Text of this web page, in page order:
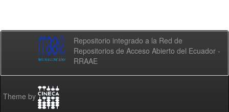
Repositorio integrado a la Red de
Repositorios de Acceso Abierto del Ecuador -
RRAAE
Theme by